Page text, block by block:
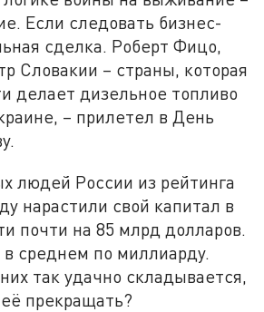
Если следовать бизнес-
сделка. Роберт Фицо,
Словакии – страны, которая
делает дизельное топливо
– прилетел в День
людей России из рейтинга
нарастили свой капитал в
почти на 85 млрд долларов.
среднем по миллиарду.
так удачно складывается,
прекращать?